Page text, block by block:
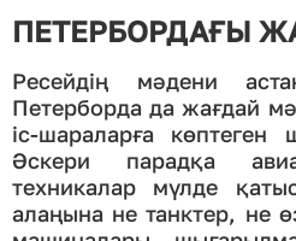
ПЕТЕРБОРДАҒЫ
Ресейдің мәдени
Петерборда да жағдай
іс-шараларға көптеген
Әскери парадқа
техникалар мүлде
алаңына не танктер, не